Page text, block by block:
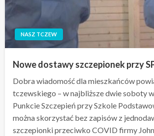
NASZ TCZEW
Nowe dostawy szczepionek przy
Dobra wiadomość dla mieszkańców
tczewskiego – w najbliższe dwie soboty
Punkcie Szczepień przy Szkole
można skorzystać bez zapisów z
szczepionki przeciwko COVID firmy